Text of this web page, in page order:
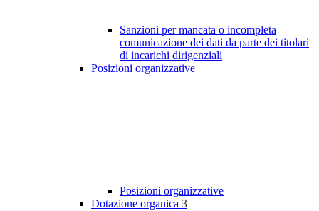
Sanzioni per mancata o incompleta
comunicazione dei dati da parte dei titolari
di incarichi dirigenziali
Posizioni organizzative
Posizioni organizzative
Dotazione organica 3